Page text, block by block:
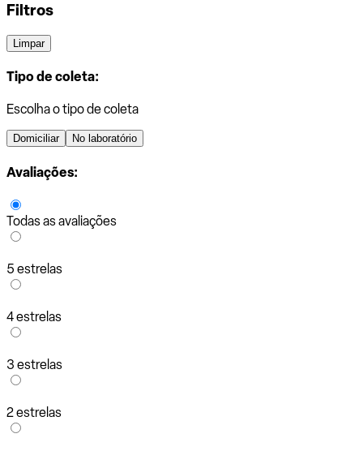
Filtros
Limpar
Tipo de coleta:
Escolha o tipo de coleta
Domiciliar No laboratório
Avaliações:
Todas as avaliações
5 estrelas
4 estrelas
3 estrelas
2 estrelas